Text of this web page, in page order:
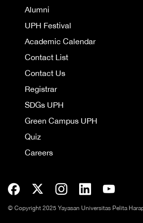
Alumni
UPH Festival
Academic Calendar
Contact List
Contact Us
Registrar
SDGs UPH
Green Campus UPH
Quiz
Careers
© Copyright 2025 Yayasan Universitas Pelita